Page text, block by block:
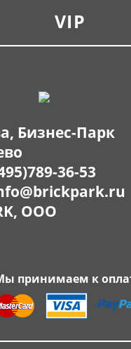
VIP
Бизнес-Парк
36-53
OOO
принимаем к